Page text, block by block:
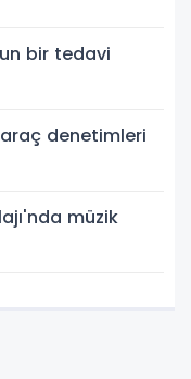
bir tedavi
araç denetimleri
müzik